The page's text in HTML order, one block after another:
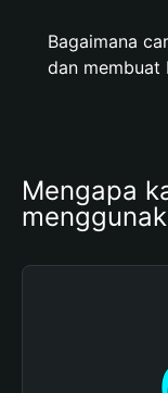
Bagaimana
dan membuat
Mengapa